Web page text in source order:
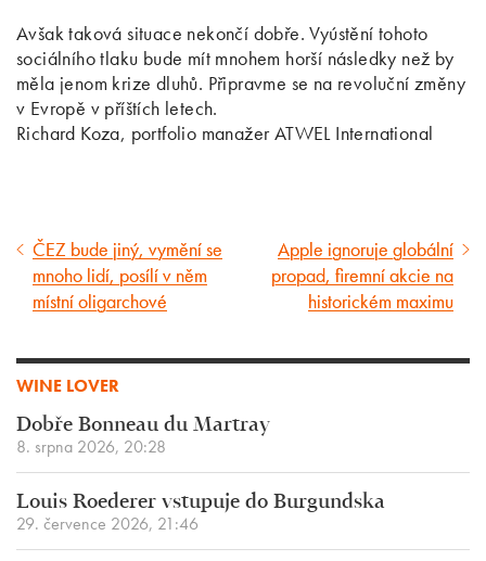
Avšak taková situace nekončí dobře. Vyústění tohoto
sociálního tlaku bude mít mnohem horší následky než by
měla jenom krize dluhů. Připravme se na revoluční změny
v Evropě v příštích letech.
Richard Koza, portfolio manažer ATWEL International
Předcházející
článek
ČEZ bude jiný, vymění se
mnoho lidí, posílí v něm
místní oligarchové
Následující
článek
Apple ignoruje globální
propad, firemní akcie na
historickém maximu
WINE LOVER
Dobře Bonneau du Martray
8. srpna 2026, 20:28
Louis Roederer vstupuje do Burgundska
29. července 2026, 21:46